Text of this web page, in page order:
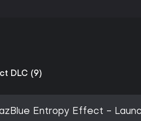
DLC (9)
Entropy Effect -